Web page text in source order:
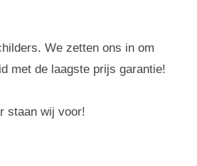
We zetten ons in om
met de laagste prijs garantie!
staan wij voor!